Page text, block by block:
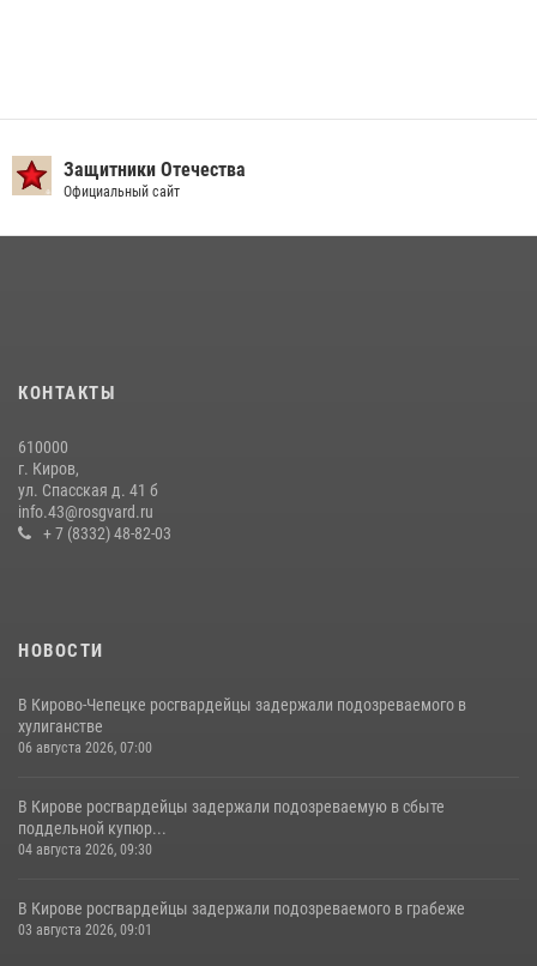
Защитники Отечества
Официальный сайт
КОНТАКТЫ
610000
г. Киров,
ул. Спасская д. 41 б
info.43@rosgvard.ru
+ 7 (8332) 48-82-03
НОВОСТИ
В Кирово-Чепецке росгвардейцы задержали подозреваемого в
хулиганстве
06 августа 2026, 07:00
В Кирове росгвардейцы задержали подозреваемую в сбыте
поддельной купюр...
04 августа 2026, 09:30
В Кирове росгвардейцы задержали подозреваемого в грабеже
03 августа 2026, 09:01